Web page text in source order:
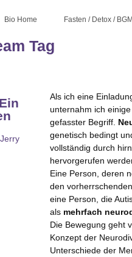
Bio Home Fasten / Detox / BGM
Tag
Jerry
Als ich eine
unternahm ich
gefasster Begriff.
genetisch bedingt
vollständig durch
hervorgerufen
Eine Person, deren
den
eine Person, die
als mehrfach
Die Bewegung geht
Konzept der
Unterschiede der